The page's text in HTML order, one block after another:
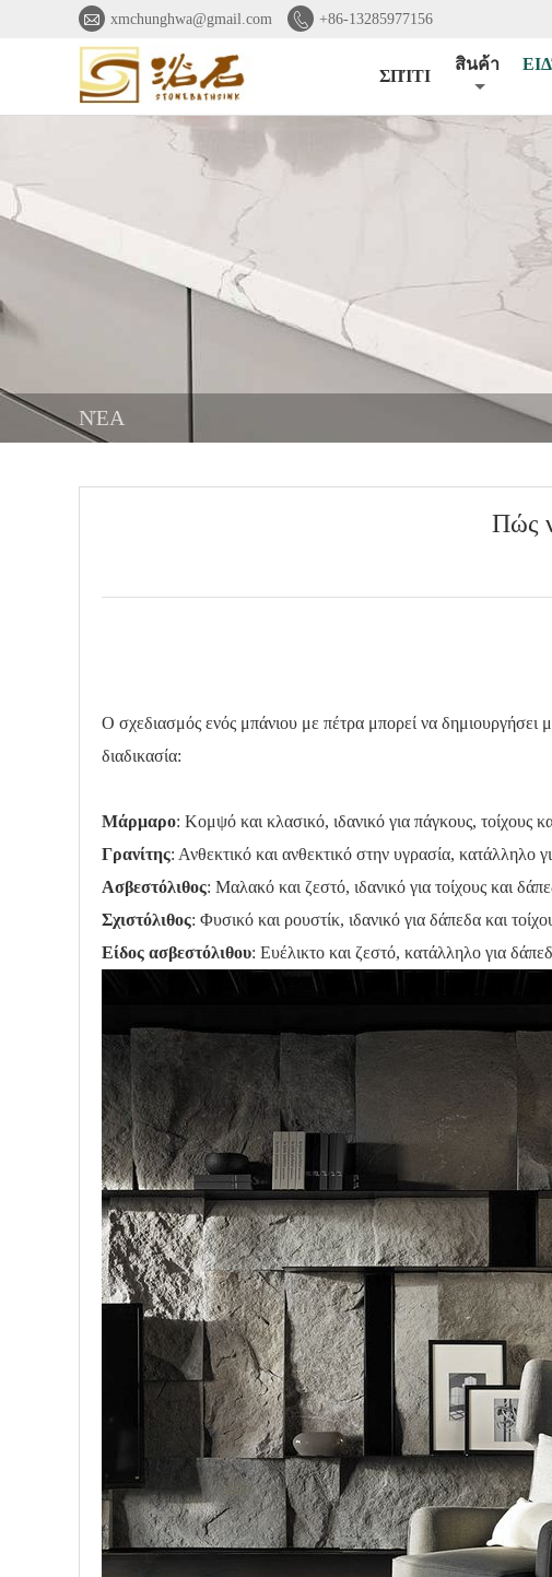
 xmchunghwa@gmail.com  +86-13285977156
ΣΠΊΤΙ
สินค้า
ΝΈΑ
Πώς
Ο σχεδιασμός ενός μπάνιου με πέτρα μπορεί να
διαδικασία:
Μάρμαρο: Κομψό και κλασικό, ιδανικό για πάγκους, τοίχους
Γρανίτης: Ανθεκτικό και ανθεκτικό στην υγρασία, κατάλληλο
Ασβεστόλιθος: Μαλακό και ζεστό, ιδανικό για τοίχους και
Σχιστόλιθος: Φυσικό και ρουστίκ, ιδανικό για δάπεδα και
Είδος ασβεστόλιθου: Ευέλικτο και ζεστό, κατάλληλο για